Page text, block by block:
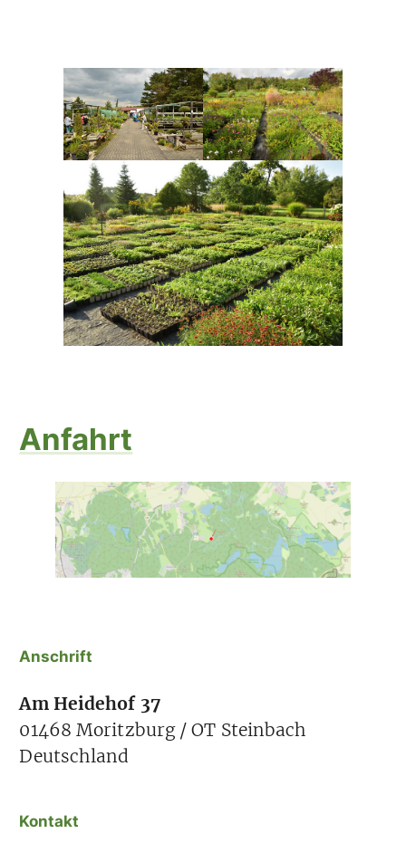
Anfahrt
Anschrift
Am Heidehof 37
01468 Moritzburg / OT Steinbach
Deutschland
Kontakt